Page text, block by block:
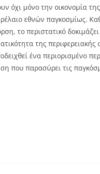
όχι μόνο την οικονομία
εθνών παγκοσμίως.
το περιστατικό
της περιφερειακής
ένα περιορισμένο
που παρασύρει τις